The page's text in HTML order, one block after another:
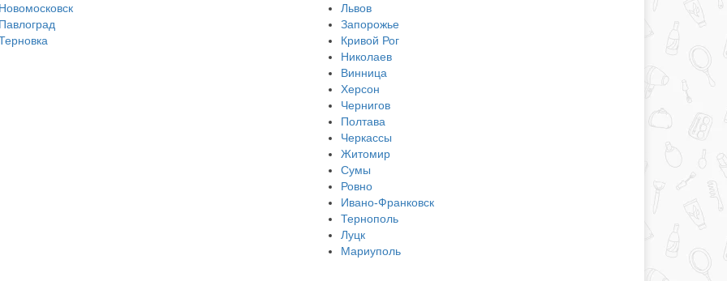
Львов
Запорожье
Кривой Рог
Николаев
Винница
Херсон
Чернигов
Полтава
Черкассы
Житомир
Сумы
Ровно
Ивано-Франковск
Тернополь
Луцк
Мариуполь